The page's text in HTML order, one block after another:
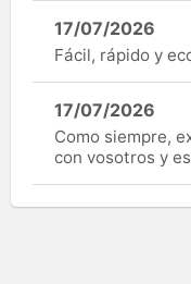
17/07/2026
Fácil, rápido y
17/07/2026
Como siempre,
con vosotros y